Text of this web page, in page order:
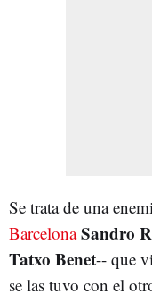
Se trata de una
Barcelona Sandro
Tatxo Benet-- que
se las tuvo con el